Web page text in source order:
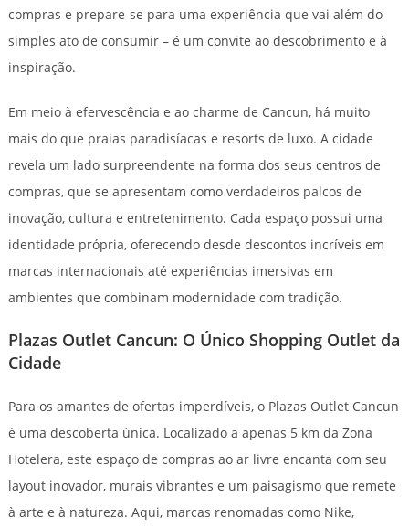
compras e prepare-se para uma experiência que vai além do
simples ato de consumir – é um convite ao descobrimento e à
inspiração.
Em meio à efervescência e ao charme de Cancun, há muito
mais do que praias paradisíacas e resorts de luxo. A cidade
revela um lado surpreendente na forma dos seus centros de
compras, que se apresentam como verdadeiros palcos de
inovação, cultura e entretenimento. Cada espaço possui uma
identidade própria, oferecendo desde descontos incríveis em
marcas internacionais até experiências imersivas em
ambientes que combinam modernidade com tradição.
Plazas Outlet Cancun: O Único Shopping Outlet da
Cidade
Para os amantes de ofertas imperdíveis, o Plazas Outlet Cancun
é uma descoberta única. Localizado a apenas 5 km da Zona
Hotelera, este espaço de compras ao ar livre encanta com seu
layout inovador, murais vibrantes e um paisagismo que remete
à arte e à natureza. Aqui, marcas renomadas como Nike,